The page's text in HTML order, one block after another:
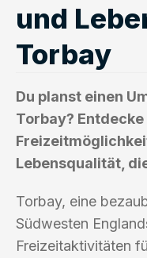
und
Torbay
Du planst einen
Torbay?
Lebensqualität,
Torbay, eine
Südwesten
Freizeitaktivitäten